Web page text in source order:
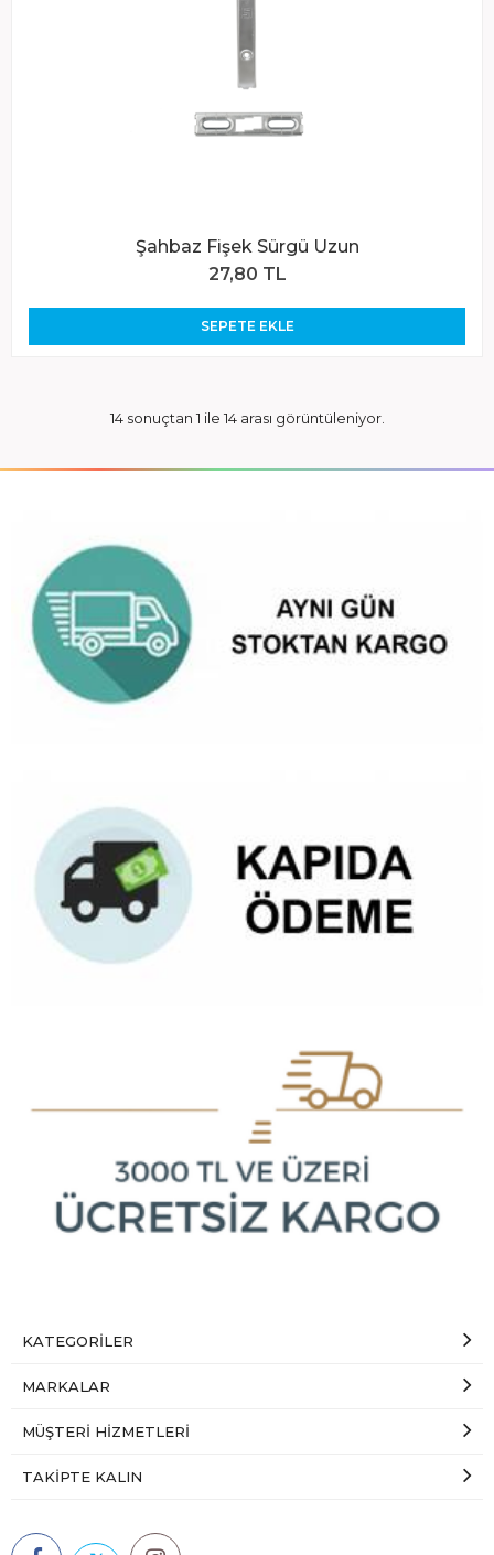
Şahbaz Fişek Sürgü Uzun
27,80 TL
SEPETE EKLE
14 sonuçtan 1 ile 14 arası görüntüleniyor.
KATEGORILER
MARKALAR
MÜŞTERI HIZMETLERI
TAKIPTE KALIN